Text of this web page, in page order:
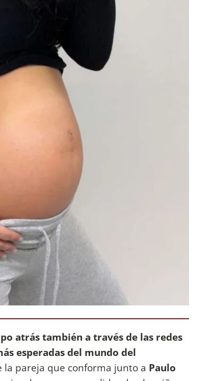
atrás también a través de las redes
esperadas del mundo del
pareja que conforma junto a Paulo